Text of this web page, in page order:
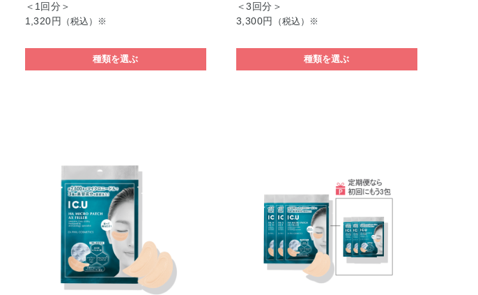
＜1回分＞
1,320円
（税込）※
種類を選ぶ
＜3回分＞
3,300円
（税込）※
種類を選ぶ